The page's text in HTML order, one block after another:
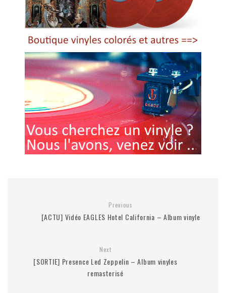
Previous
[ACTU] Vidéo EAGLES Hotel California – Album vinyle
Next
[SORTIE] Presence Led Zeppelin – Album vinyles
remasterisé